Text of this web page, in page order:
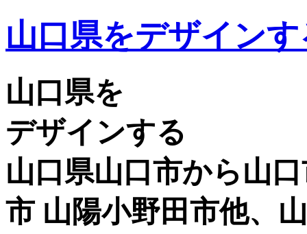
山口県をデザイン
山口県を
デザインする
山口県山口市から山
市 山陽小野田市他、